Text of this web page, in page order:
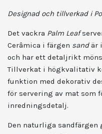
Designad och tillverkad i
Det vackra Palm Leaf
Cerâmica i färgen sand är
och har ett detaljrikt
Tillverkat i högkvalitativ
funktion med dekorativ
för servering av mat som
inredningsdetalj.
Den naturliga sandfärgen